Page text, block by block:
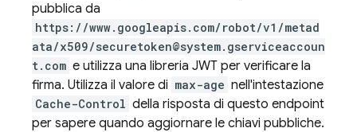
pubblica da
https://www.googleapis.com/robot/v1/metad
ata/x509/securetoken@system.gserviceaccoun
t.com e utilizza una libreria JWT per verificare la
firma. Utilizza il valore di max-age nell'intestazione
Cache-Control della risposta di questo endpoint
per sapere quando aggiornare le chiavi pubbliche.